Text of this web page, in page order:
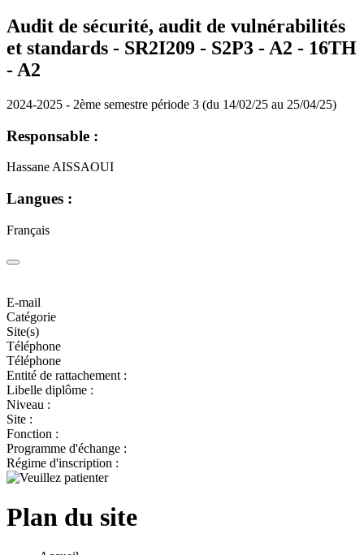
Audit de sécurité, audit de vulnérabilités
et standards - SR2I209 - S2P3 - A2 - 16TH
- A2
2024-2025 - 2ème semestre période 3 (du 14/02/25 au 25/04/25)
Responsable :
Hassane AISSAOUI
Langues :
Français
E-mail
Catégorie
Site(s)
Téléphone
Téléphone
Entité de rattachement :
Libelle diplôme :
Niveau :
Site :
Fonction :
Programme d'échange :
Régime d'inscription :
Plan du site